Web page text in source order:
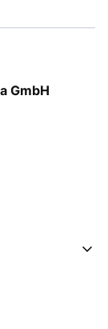
GmbH